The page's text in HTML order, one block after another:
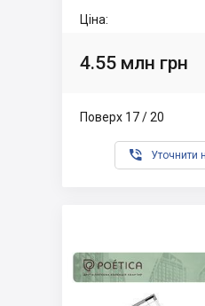
Ціна:
4.55 млн грн
Поверх 17 / 20
 Уточнити